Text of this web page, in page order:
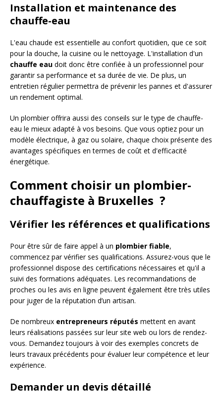
Installation et maintenance des
chauffe-eau
L'eau chaude est essentielle au confort quotidien, que ce soit
pour la douche, la cuisine ou le nettoyage. L'installation d'un
chauffe eau doit donc être confiée à un professionnel pour
garantir sa performance et sa durée de vie. De plus, un
entretien régulier permettra de prévenir les pannes et d'assurer
un rendement optimal.
Un plombier offrira aussi des conseils sur le type de chauffe-
eau le mieux adapté à vos besoins. Que vous optiez pour un
modèle électrique, à gaz ou solaire, chaque choix présente des
avantages spécifiques en termes de coût et d'efficacité
énergétique.
Comment choisir un plombier-
chauffagiste à Bruxelles ?
Vérifier les références et qualifications
Pour être sûr de faire appel à un plombier fiable,
commencez par vérifier ses qualifications. Assurez-vous que le
professionnel dispose des certifications nécessaires et qu'il a
suivi des formations adéquates. Les recommandations de
proches ou les avis en ligne peuvent également être très utiles
pour juger de la réputation d’un artisan.
De nombreux entrepreneurs réputés mettent en avant
leurs réalisations passées sur leur site web ou lors de rendez-
vous. Demandez toujours à voir des exemples concrets de
leurs travaux précédents pour évaluer leur compétence et leur
expérience.
Demander un devis détaillé